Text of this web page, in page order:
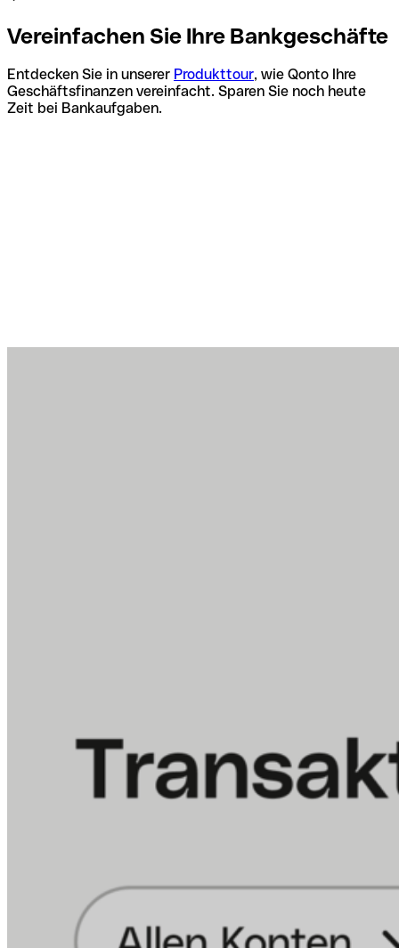
Vereinfachen Sie Ihre Bankgeschäfte
Entdecken Sie in unserer Produkttour, wie Qonto Ihre
Geschäftsfinanzen vereinfacht. Sparen Sie noch heute
Zeit bei Bankaufgaben.